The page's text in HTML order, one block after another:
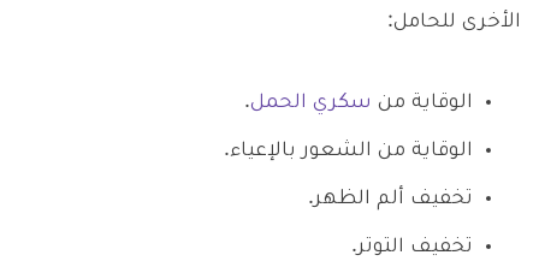
الأخرى للحامل:
الوقاية من سكري الحمل.
الوقاية من الشعور بالإعياء.
تخفيف ألم الظهر.
تخفيف التوتر.